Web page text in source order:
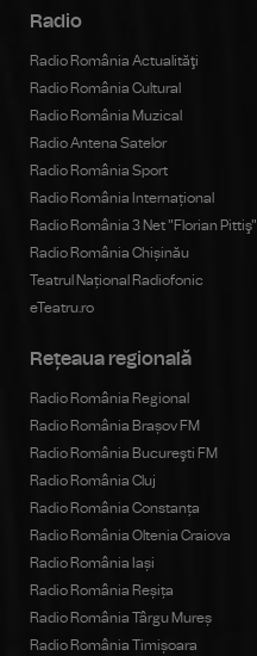
Radio
Radio România Actualităţi
Radio România Cultural
Radio România Muzical
Radio Antena Satelor
Radio România Sport
Radio România Internațional
Radio România 3 Net "Florian Pittiş"
Radio România Chișinău
Teatrul Național Radiofonic
eTeatru.ro
Rețeaua regională
Radio România Regional
Radio România Brașov FM
Radio România Bucureşti FM
Radio România Cluj
Radio România Constanța
Radio România Oltenia Craiova
Radio România Iași
Radio România Reșița
Radio România Târgu Mureș
Radio România Timișoara